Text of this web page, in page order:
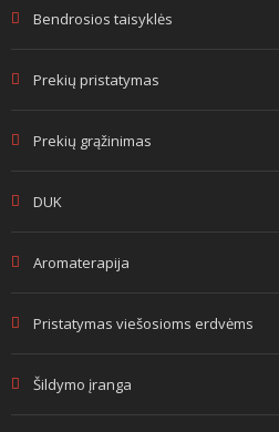
Bendrosios taisyklės
Prekių pristatymas
Prekių grąžinimas
DUK
Aromaterapija
Pristatymas viešosioms erdvėms
Šildymo įranga